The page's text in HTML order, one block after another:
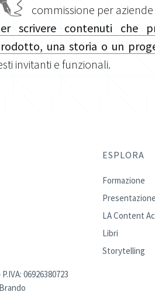
commissione per
scrivere contenuti che
una storia o un
invitanti e funzionali.
06926380723
ESPLORA
Formazione
LA Content
Libri
Storytelling